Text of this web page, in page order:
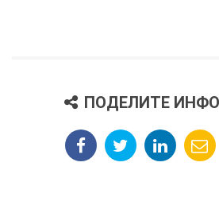
ПОДЕЛИТЕ